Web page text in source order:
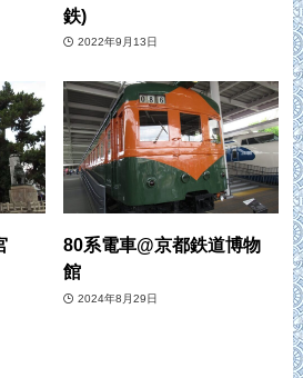
鉄)
2022年9月13日
80系電車@京都鉄道博物
館
2024年8月29日